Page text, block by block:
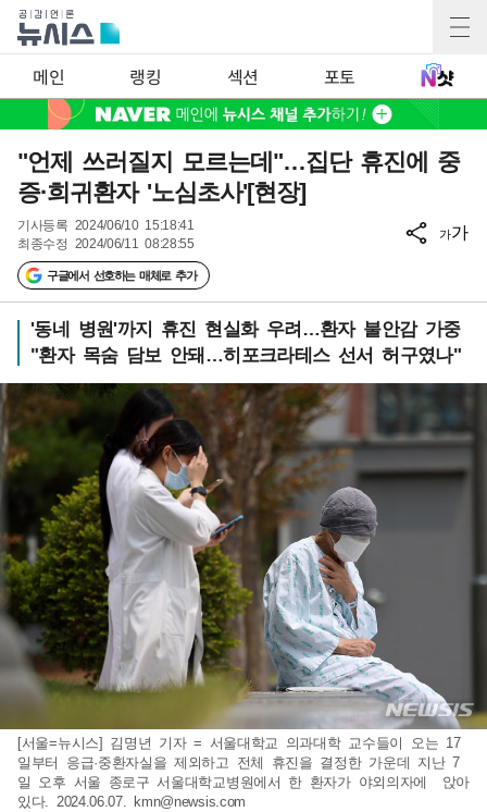
메인 랭킹 섹션 포토
"언제 쓰러질지 모르는데"…집단 휴진에 중
증·희귀환자 '노심초사'[현장]
기사등록 2024/06/10 15:18:41
최종수정 2024/06/11 08:28:55
구글에서 선호하는 매체로 추가
가가
'동네 병원'까지 휴진 현실화 우려…환자 불안감 가중
"환자 목숨 담보 안돼…히포크라테스 선서 허구였나"
[서울=뉴시스] 김명년 기자 = 서울대학교 의과대학 교수들이 오는 17
일부터 응급·중환자실을 제외하고 전체 휴진을 결정한 가운데 지난 7
일 오후 서울 종로구 서울대학교병원에서 한 환자가 야외의자에 앉아
있다. 2024.06.07.
kmn@newsis.com